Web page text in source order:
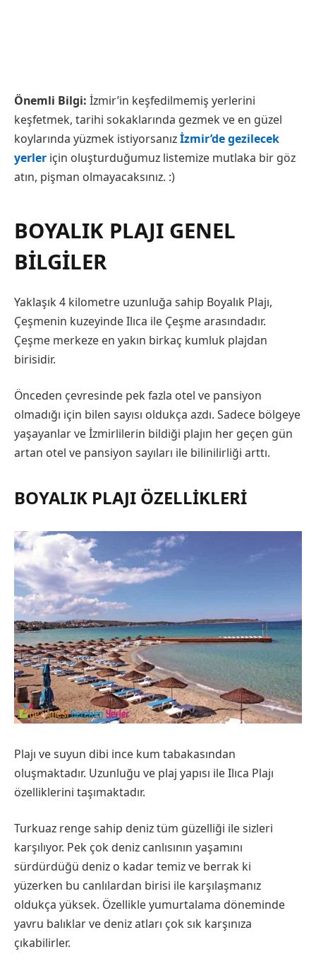
Önemli Bilgi: İzmir’in keşfedilmemiş yerlerini
keşfetmek, tarihi sokaklarında gezmek ve en güzel
koylarında yüzmek istiyorsanızİzmir’de gezilecek
yerler için oluşturduğumuz listemize mutlaka bir göz
atın, pişman olmayacaksınız. :)
BOYALIK PLAJI GENEL
BILGILER
Yaklaşık 4 kilometre uzunluğa sahip Boyalık Plajı,
Çeşmenin kuzeyinde Ilıca ile Çeşme arasındadır.
Çeşme merkeze en yakın birkaç kumluk plajdan
birisidir.
Önceden çevresinde pek fazla otel ve pansiyon
olmadığı için bilen sayısı oldukça azdı. Sadece bölgeye
yaşayanlar ve İzmirlilerin bildiği plajın her geçen gün
artan otel ve pansiyon sayıları ile bilinilirliği arttı.
BOYALIK PLAJI ÖZELLIKLERI
Plajı ve suyun dibi ince kum tabakasından
oluşmaktadır. Uzunluğu ve plaj yapısı ile Ilıca Plajı
özelliklerini taşımaktadır.
Turkuaz renge sahip deniz tüm güzelliği ile sizleri
karşılıyor. Pek çok deniz canlısının yaşamını
sürdürdüğü deniz o kadar temiz ve berrak ki
yüzerken bu canlılardan birisi ile karşılaşmanız
oldukça yüksek. Özellikle yumurtalama döneminde
yavru balıklar ve deniz atları çok sık karşınıza
çıkabilirler.